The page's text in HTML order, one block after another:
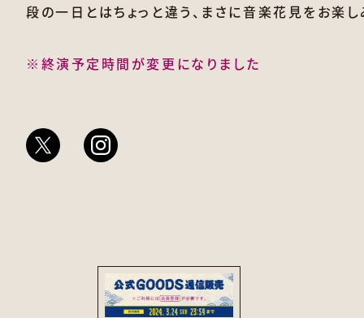
段の一日とはちょっと違う、まさに音楽花見をお楽し
※終演予定時間が変更になりました